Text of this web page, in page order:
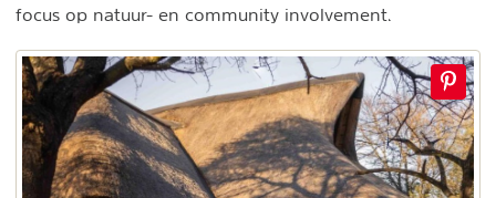
focus op natuur- en community involvement.